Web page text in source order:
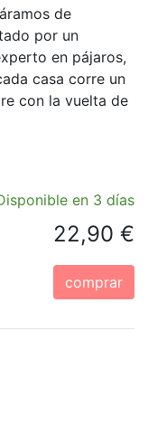
de
por un
en pájaros,
casa corre un
con la vuelta de
en 3 días
22,90 €
comprar